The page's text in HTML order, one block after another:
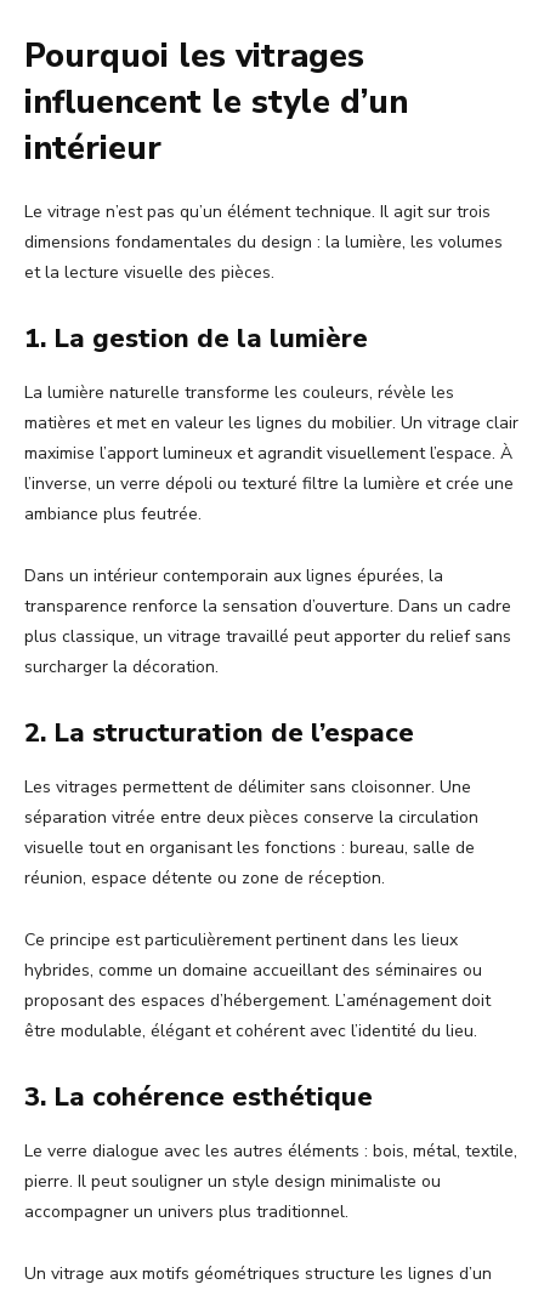
Pourquoi les vitrages
influencent le style d’un
intérieur
Le vitrage n’est pas qu’un élément technique. Il agit sur trois
dimensions fondamentales du design : la lumière, les volumes
et la lecture visuelle des pièces.
1. La gestion de la lumière
La lumière naturelle transforme les couleurs, révèle les
matières et met en valeur les lignes du mobilier. Un vitrage clair
maximise l’apport lumineux et agrandit visuellement l’espace. À
l’inverse, un verre dépoli ou texturé filtre la lumière et crée une
ambiance plus feutrée.
Dans un intérieur contemporain aux lignes épurées, la
transparence renforce la sensation d’ouverture. Dans un cadre
plus classique, un vitrage travaillé peut apporter du relief sans
surcharger la décoration.
2. La structuration de l’espace
Les vitrages permettent de délimiter sans cloisonner. Une
séparation vitrée entre deux pièces conserve la circulation
visuelle tout en organisant les fonctions : bureau, salle de
réunion, espace détente ou zone de réception.
Ce principe est particulièrement pertinent dans les lieux
hybrides, comme un domaine accueillant des séminaires ou
proposant des espaces d’hébergement. L’aménagement doit
être modulable, élégant et cohérent avec l’identité du lieu.
3. La cohérence esthétique
Le verre dialogue avec les autres éléments : bois, métal, textile,
pierre. Il peut souligner un style design minimaliste ou
accompagner un univers plus traditionnel.
Un vitrage aux motifs géométriques structure les lignes d’un